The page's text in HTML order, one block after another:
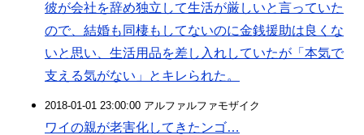
彼が会社を辞め独立して生活が厳しいと言っていた
ので、結婚も同棲もしてないのに金銭援助は良くな
いと思い、生活用品を差し入れしていたが「本気で
支える気がない」とキレられた。
2018-01-01 23:00:00 アルファルファモザイク
ワイの親が老害化してきたンゴ…